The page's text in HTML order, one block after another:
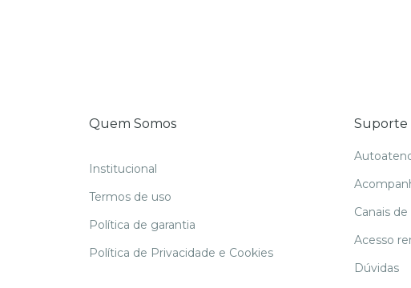
Quem Somos
Institucional
Termos de uso
Política de garantia
Política de Privacidade e Cookies
Suporte
Canais
Acesso
Dúvidas